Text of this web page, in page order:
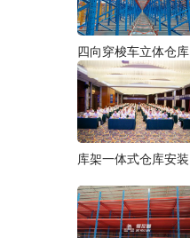
四向穿梭车立体仓库
库架一体式仓库安装